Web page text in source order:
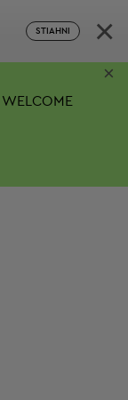
STIAHNI ×
WELCOME
×